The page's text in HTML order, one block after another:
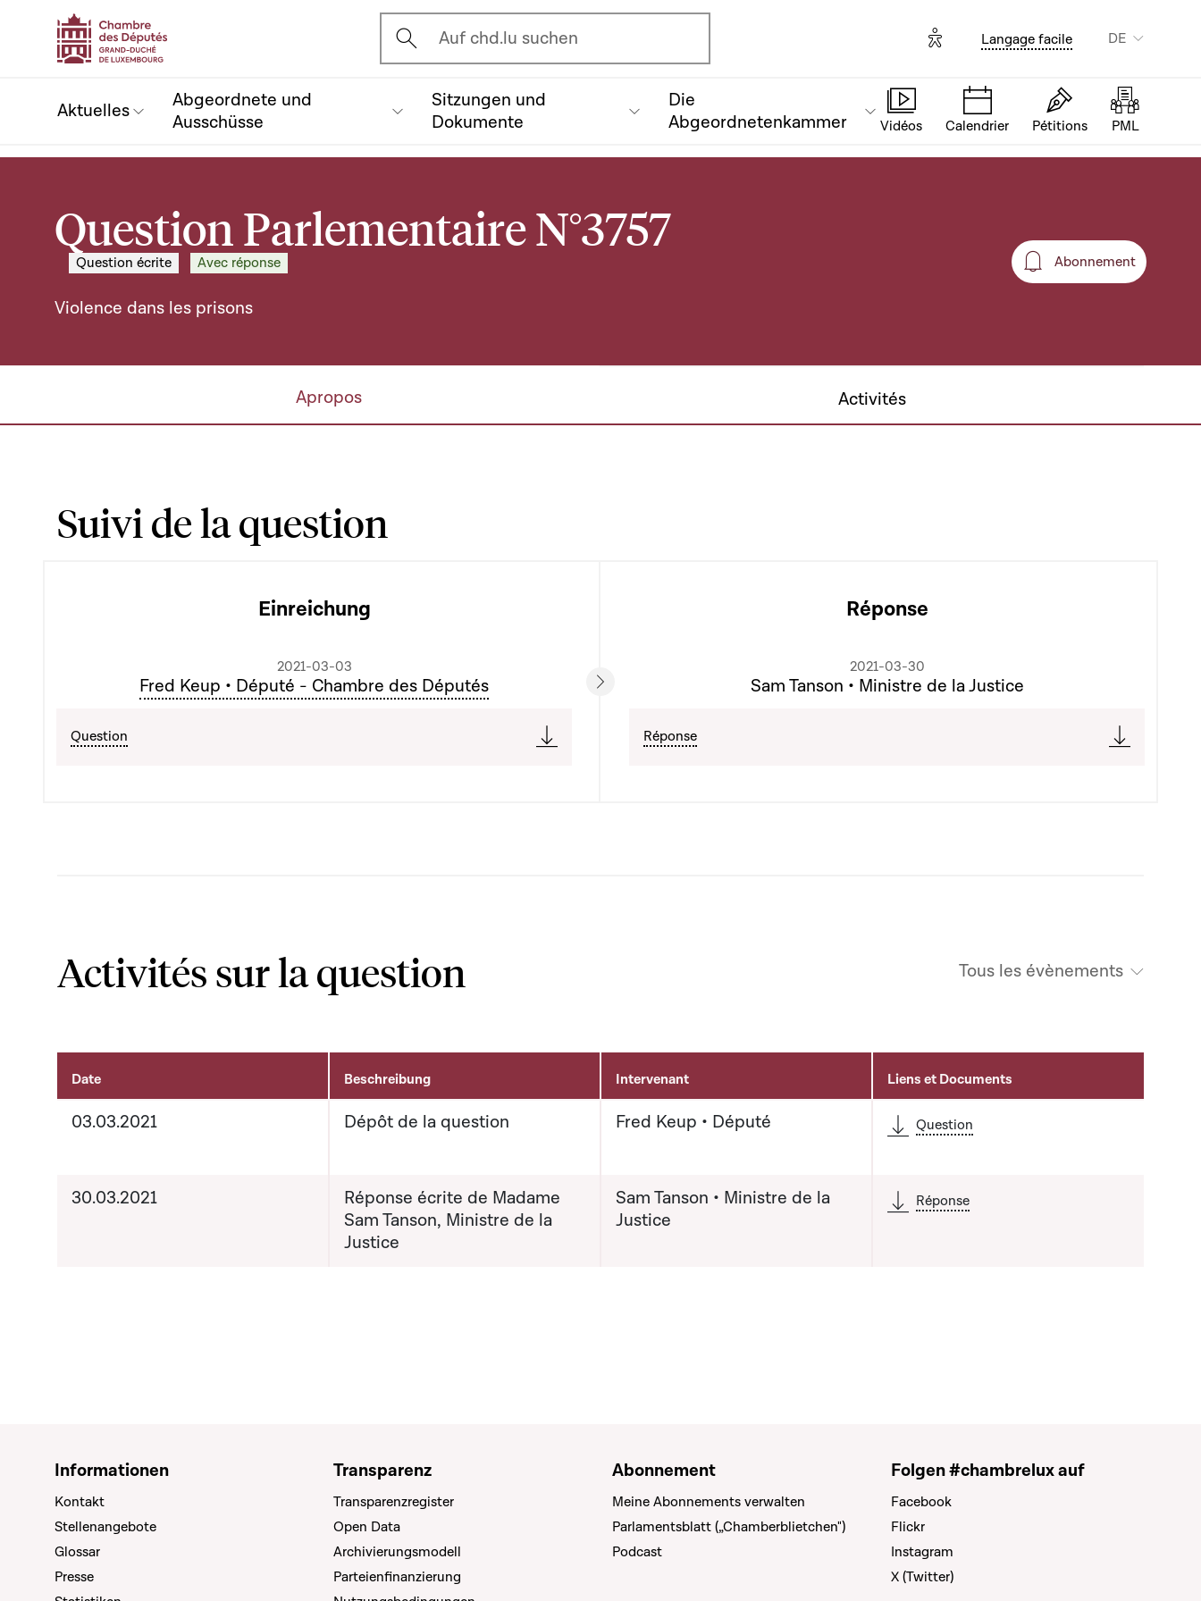
Ouvrir l'écran de recherche
Auf chd.lu suchen Options d'accessibilité
Langage facile DE
Aktuelles
Abgeordnete und
Ausschüsse
Sitzungen und
Dokumente
Die
Abgeordnetenkammer
Vidéos Calendrier Pétitions PML
Question Parlementaire N°3757
Question écrite Avec réponse
Violence dans les prisons
Abonnement
Abonnement
Apropos Activités
Suivi de la question
Einreichung
2021-03-03
Fred Keup • Député - Chambre des Députés
Question
Réponse
2021-03-30
Sam Tanson • Ministre de la Justice
Réponse
Activités sur la question Tous les évènements
Activités sur le dossier
Date Beschreibung Intervenant Liens et Documents
03.03.2021 Dépôt de la question Fred Keup • Député Question
30.03.2021
Réponse écrite de Madame
Sam Tanson, Ministre de la
Justice
Sam Tanson • Ministre de la
Justice
Réponse
Informationen
Kontakt
Stellenangebote
Glossar
Presse
Transparenz
Transparenzregister
Open Data
Archivierungsmodell
Parteienfinanzierung
Abonnement
Meine Abonnements verwalten
Parlamentsblatt („Chamberblietchen")
Podcast
Folgen #chambrelux auf
Facebook
Flickr
Instagram
X (Twitter)